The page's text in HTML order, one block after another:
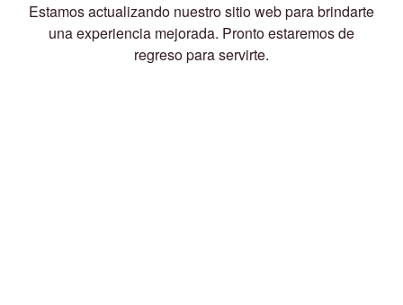
Estamos actualizando nuestro sitio web para brindarte
una experiencia mejorada. Pronto estaremos de
regreso para servirte.